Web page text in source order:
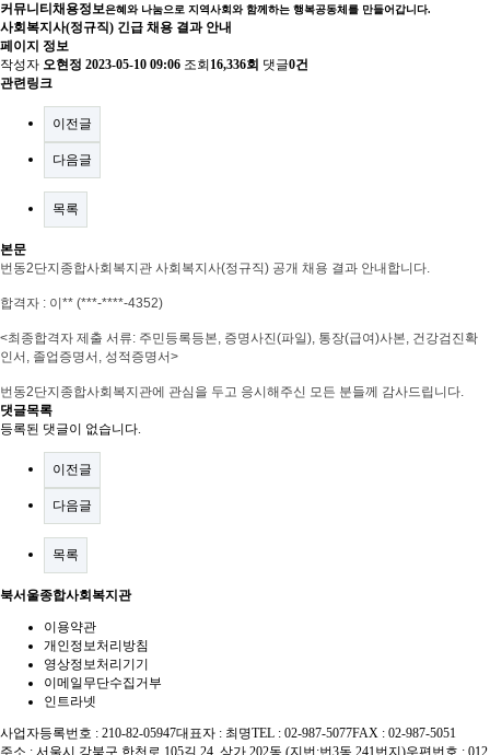
커뮤니티 채용정보은혜와 나눔으로 지역사회와 함께하는 행복공동체를 만들어갑니다.
사회복지사(정규직) 긴급 채용 결과 안내
페이지 정보
작성자 오현정 2023-05-10 09:06 조회 16,336회 댓글0건
관련링크
이전글
다음글
목록
본문
번동2단지종합사회복지관 사회복지사(정규직) 공개 채용 결과 안내합니다.
합격자 : 이 ** (***-****-4352)
<최종합격자 제출 서류: 주민등록등본, 증명사진(파일), 통장(급여)사본, 건강검진확
인서 , 졸업증명서 , 성적증명서>
번동2단지종합사회복지관에 관심을 두고 응시해주신 모든 분들께 감사드립니다.
댓글목록
등록된 댓글이 없습니다.
이전글
다음글
목록
북서울종합사회복지관
이용약관
개인정보처리방침
영상정보처리기기
이메일무단수집거부
인트라넷
사업자등록번호 : 210-82-05947대표자 : 최명TEL : 02-987-5077FAX : 02-987-5051
주소 : 서울시 강북구 한천로 105길 24, 상가 202동 (지번:번3동 241번지)우편번호 : 012